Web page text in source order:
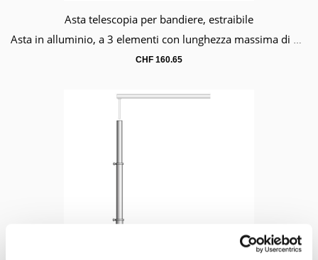
Carrello
Asta telescopia per bandiere, estraibile
Asta in alluminio, a 3 elementi con lunghezza massima di 300 cm.
CHF 160.65